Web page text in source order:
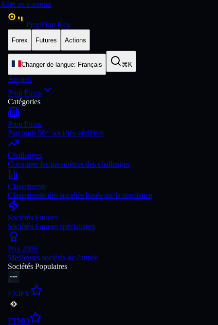
Aller au contenu
PropFirm Key
Forex Futures Actions
Changer de langue: Français ⌘K
Accueil
Prop Firms
Catégories
Prop Firms
Parcourir 50+ sociétés vérifiées
Challenges
Comparer les paramètres des challenges
Classements
Classements des sociétés basés sur la confiance
Sociétés Futures
Sociétés Futures spécialisées
Prix 2026
Meilleures sociétés de l'année
Sociétés Populaires
FXIFY
FTMO